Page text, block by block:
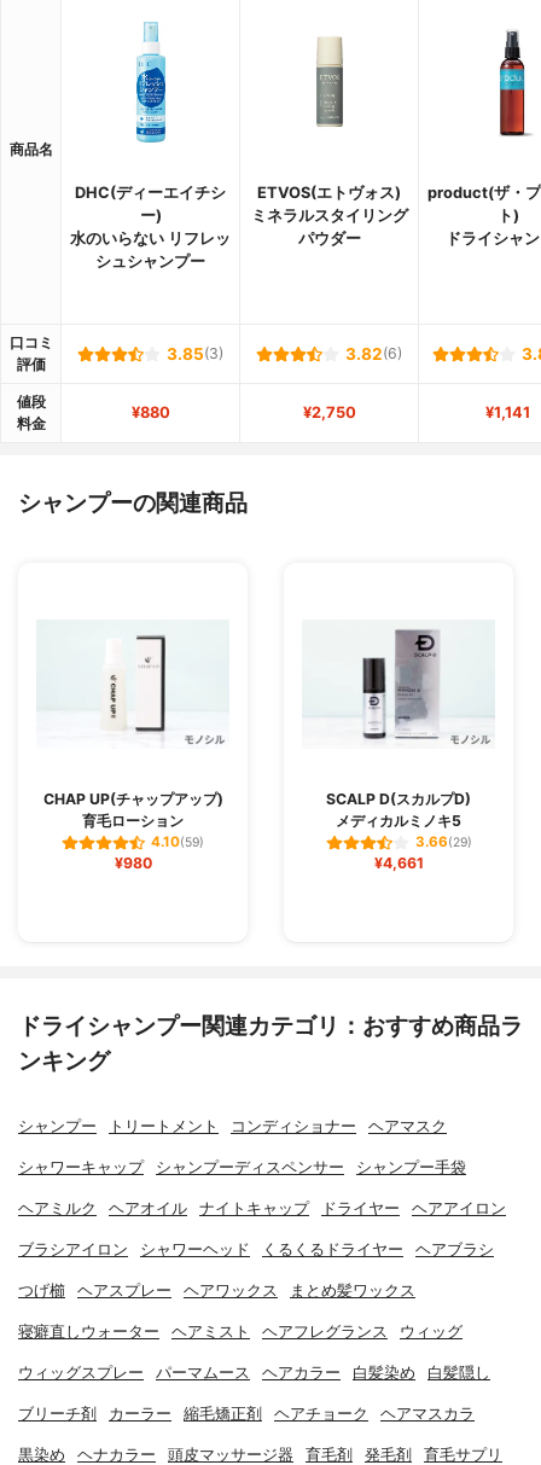
商品名
DHC(ディーエイチシ
ー)
水のいらない リフレッ
シュシャンプー
ETVOS(エトヴォス)
ミネラルスタイリング
パウダー
product(ザ・
ト)
ドライシャ
口コミ
評価
3.85(3) 3.82(6)
値段
料金
¥880 ¥2,750 ¥1,141
シャンプーの関連商品
CHAP UP(チャップアップ)
育毛ローション
4.10(59)
¥980
SCALP D(スカルプD)
メディカルミノキ5
3.66(29)
¥4,661
ドライシャンプー関連カテゴリ：おすすめ商品ラ
ンキング
シャンプー トリートメント コンディショナー ヘアマスク
シャワーキャップ シャンプーディスペンサー シャンプー手袋
ヘアミルク ヘアオイル ナイトキャップ ドライヤー ヘアアイロン
ブラシアイロン シャワーヘッド くるくるドライヤー ヘアブラシ
つげ櫛 ヘアスプレー ヘアワックス まとめ髪ワックス
寝癖直しウォーター ヘアミスト ヘアフレグランス ウィッグ
ウィッグスプレー パーマムース ヘアカラー 白髪染め 白髪隠し
ブリーチ剤 カーラー 縮毛矯正剤 ヘアチョーク ヘアマスカラ
黒染め ヘナカラー 頭皮マッサージ器 育毛剤 発毛剤 育毛サプリ